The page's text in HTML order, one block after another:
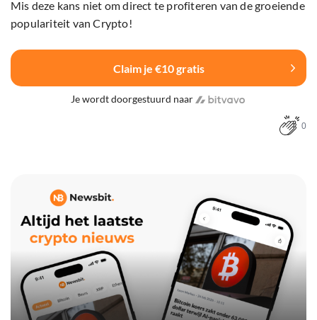
Mis deze kans niet om direct te profiteren van de groeiende
populariteit van Crypto!
Claim je €10 gratis
Je wordt doorgestuurd naar
0